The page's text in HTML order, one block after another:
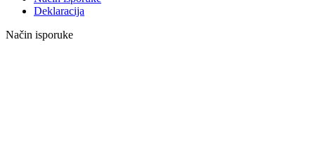
Deklaracija
Način isporuke